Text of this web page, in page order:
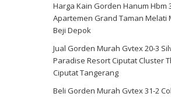
Harga Kain Gorden Hanum Hbm
Apartemen Grand Taman Melati
Beji Depok
Jual Gorden Murah Gvtex 20-3
Paradise Resort Ciputat Cluster
Ciputat Tangerang
Beli Gorden Murah Gvtex 31-2